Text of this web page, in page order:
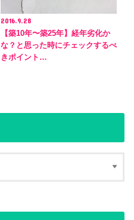
2016.9.28
【築10年〜築25年】経年劣化か
な？と思った時にチェックするべ
きポイント…